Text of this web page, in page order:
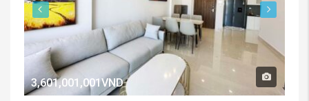
3,601,001,001VND